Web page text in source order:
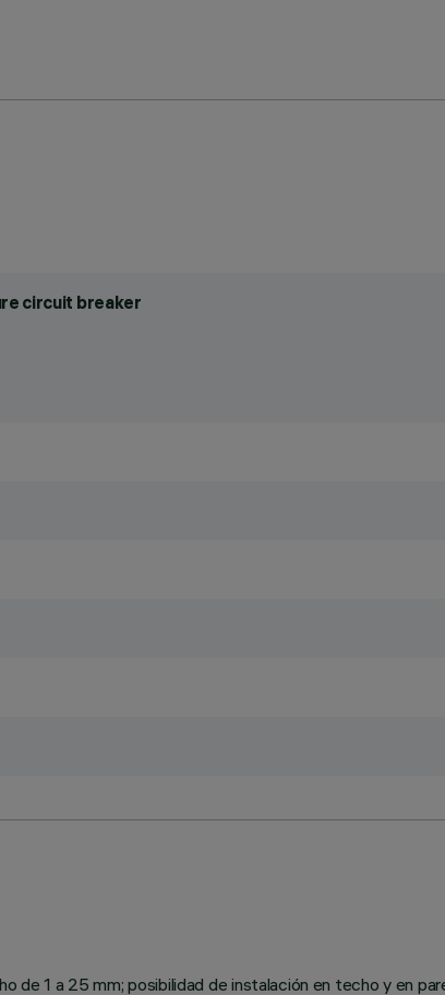
circuit breaker
1 a 25 mm; posibilidad de instalación en techo y en